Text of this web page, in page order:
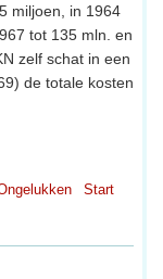
miljoen, in 1964
tot 135 mln. en
zelf schat in een
de totale kosten
Start